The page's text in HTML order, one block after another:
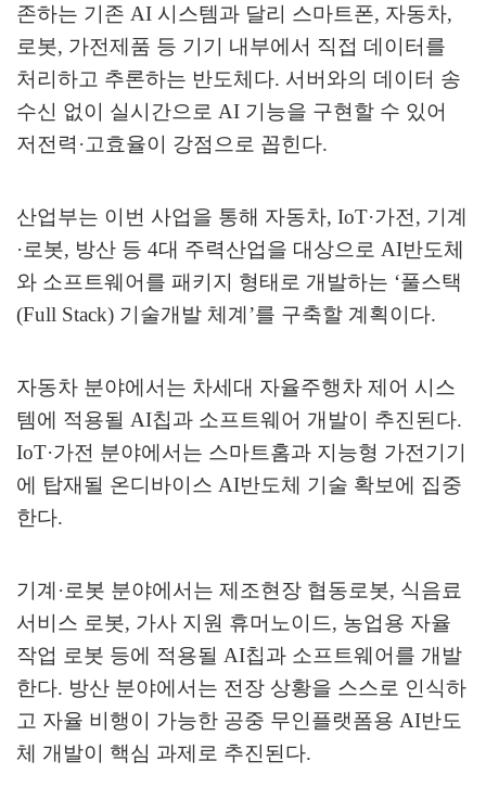
존하는 기존 AI 시스템과 달리 스마트폰, 자동차,
로봇, 가전제품 등 기기 내부에서 직접 데이터를
처리하고 추론하는 반도체다. 서버와의 데이터 송
수신 없이 실시간으로 AI 기능을 구현할 수 있어
저전력 ·고효율이 강점으로 꼽힌다.
산업부는 이번 사업을 통해 자동차, IoT·가전, 기계
·로봇, 방산 등 4대 주력산업을 대상으로 AI반도체
와 소프트웨어를 패키지 형태로 개발하는 ‘풀스택
(Full Stack) 기술개발 체계’를 구축할 계획이다.
자동차 분야에서는 차세대 자율주행차 제어 시스
템에 적용될 AI칩과 소프트웨어 개발이 추진된다.
IoT·가전 분야에서는 스마트홈과 지능형 가전기기
에 탑재될 온디바이스 AI반도체 기술 확보에 집중
한다.
기계·로봇 분야에서는 제조현장 협동로봇, 식음료
서비스 로봇, 가사 지원 휴머노이드, 농업용 자율
작업 로봇 등에 적용될 AI칩과 소프트웨어를 개발
한다. 방산 분야에서는 전장 상황을 스스로 인식하
고 자율 비행이 가능한 공중 무인플랫폼용 AI반도
체 개발이 핵심 과제로 추진된다.